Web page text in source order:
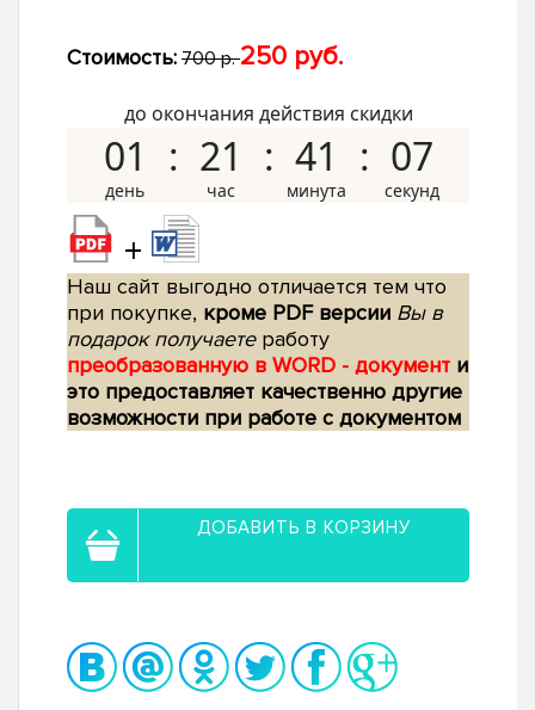
Стоимость: 700 р.250 руб.
до окончания действия скидки
01 21 41 06
+
Наш сайт выгодно отличается тем что
при покупке, кроме PDF версии Вы в
подарок получаетеработу
преобразованную в WORD - документ и
это предоставляет качественно другие
возможности при работе с документом
ДОБАВИТЬ В КОРЗИНУ